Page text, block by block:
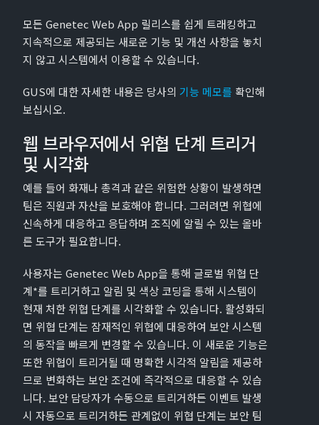
모든 Genetec Web App 릴리스를 쉽게 트래킹하고
지속적으로 제공되는 새로운 기능 및 개선 사항을 놓치
지 않고 시스템에서 이용할 수 있습니다.
GUS에 대한 자세한 내용은 당사의 기능 메모를 확인해
보십시오.
웹 브라우저에서 위협 단계 트리거
및 시각화
예를 들어 화재나 총격과 같은 위험한 상황이 발생하면
팀은 직원과 자산을 보호해야 합니다. 그러려면 위협에
신속하게 대응하고 응답하며 조직에 알릴 수 있는 올바
른 도구가 필요합니다.
사용자는 Genetec Web App을 통해 글로벌 위협 단
계*를 트리거하고 알림 및 색상 코딩을 통해 시스템이
현재 처한 위협 단계를 시각화할 수 있습니다. 활성화되
면 위협 단계는 잠재적인 위협에 대응하여 보안 시스템
의 동작을 빠르게 변경할 수 있습니다. 이 새로운 기능은
또한 위협이 트리거될 때 명확한 시각적 알림을 제공하
므로 변화하는 보안 조건에 즉각적으로 대응할 수 있습
니다. 보안 담당자가 수동으로 트리거하든 이벤트 발생
시 자동으로 트리거하든 관계없이 위협 단계는 보안 팀